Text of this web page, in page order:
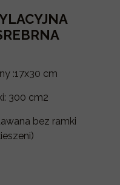
:17x30 cm
300 cm2
bez ramki